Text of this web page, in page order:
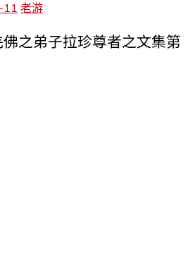
11 老游
之弟子拉珍尊者之文集第